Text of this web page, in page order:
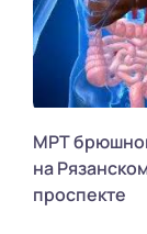
МРТ
на
проспекте